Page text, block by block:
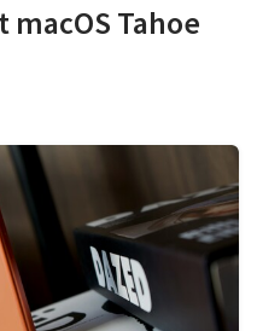
Tahoe